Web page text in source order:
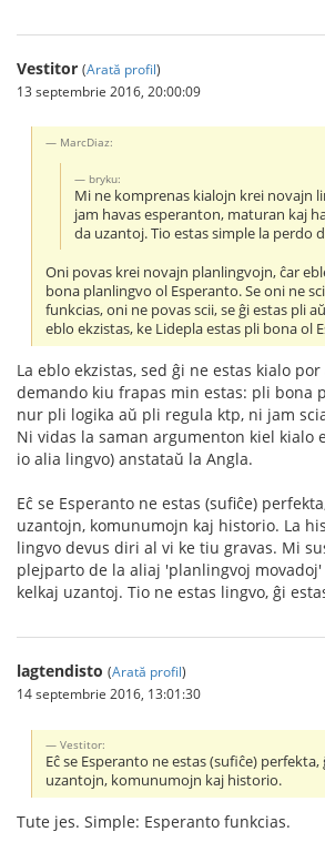
Vestitor (Arată profil)
13 septembrie 2016, 20:00:09
MarcDiaz:
bryku:
Mi ne komprenas kialojn krei novajn
jam havas esperanton, maturan kaj
da uzantoj. Tio estas simple la perdo
Oni povas krei novajn planlingvojn, ĉar
bona planlingvo ol Esperanto. Se oni ne
funkcias, oni ne povas scii, se ĝi estas pli
eblo ekzistas, ke Lidepla estas pli bona ol
La eblo ekzistas, sed ĝi ne estas kialo
demando kiu frapas min estas: pli bona
nur pli logika aŭ pli regula ktp, ni jam
Ni vidas la saman argumenton kiel kialo
io alia lingvo) anstataŭ la Angla.
Eĉ se Esperanto ne estas (sufiĉe)
uzantojn, komunumojn kaj historio. La
lingvo devus diri al vi ke tiu gravas. Mi
plejparto de la aliaj 'planlingvoj
kelkaj uzantoj. Tio ne estas lingvo, ĝi
lagtendisto (Arată profil)
14 septembrie 2016, 13:01:30
Vestitor:
Eĉ se Esperanto ne estas (sufiĉe)
uzantojn, komunumojn kaj historio.
Tute jes. Simple: Esperanto funkcias.